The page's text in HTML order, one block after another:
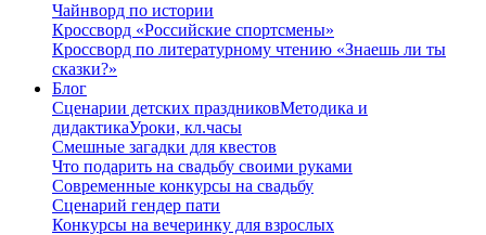
Чайнворд по истории
Кроссворд «Российские спортсмены»
Кроссворд по литературному чтению «Знаешь ли ты
сказки?»
Блог
Сценарии детских праздниковМетодика и
дидактикаУроки, кл.часы
Смешные загадки для квестов
Что подарить на свадьбу своими руками
Современные конкурсы на свадьбу
Сценарий гендер пати
Конкурсы на вечеринку для взрослых